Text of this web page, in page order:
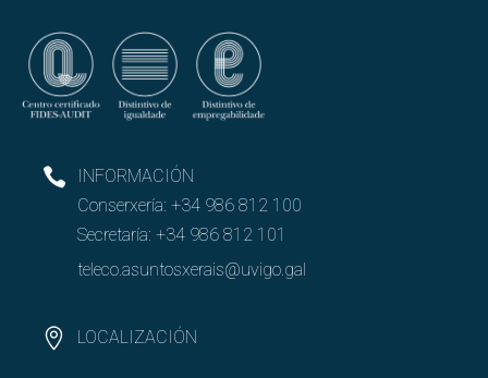
INFORMACIÓN
Conserxería: +34 986 812 100
Secretaría: +34 986 812 101
teleco.asuntosxerais@uvigo.gal
LOCALIZACIÓN